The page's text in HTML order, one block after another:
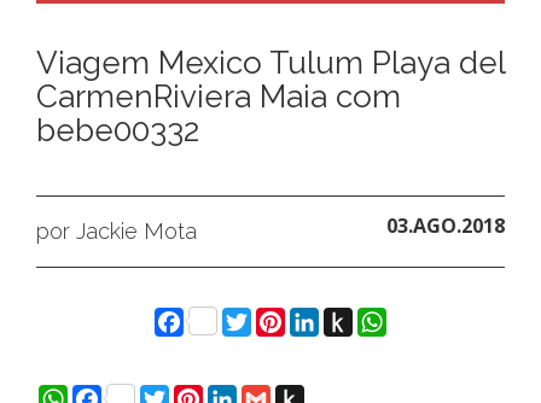
Viagem Mexico Tulum Playa del
CarmenRiviera Maia com
bebe00332
por Jackie Mota 03.AGO.2018
Facebook
Twitter
Pinterest
LinkedIn
Push
to
WhatsApp